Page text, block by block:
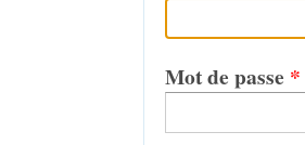
Mot de passe *